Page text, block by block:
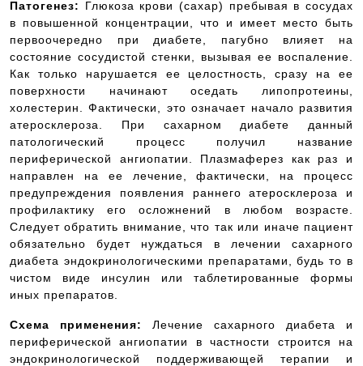
Патогенез: Глюкоза крови (сахар) пребывая в сосудах
в повышенной концентрации, что и имеет место быть
первоочередно при диабете, пагубно влияет на
состояние сосудистой стенки, вызывая ее воспаление.
Как только нарушается ее целостность, сразу на ее
поверхности начинают оседать липопротеины,
холестерин. Фактически, это означает начало развития
атеросклероза. При сахарном диабете данный
патологический процесс получил название
периферической ангиопатии. Плазмаферез как раз и
направлен на ее лечение, фактически, на процесс
предупреждения появления раннего атеросклероза и
профилактику его осложнений в любом возрасте.
Следует обратить внимание, что так или иначе пациент
обязательно будет нуждаться в лечении сахарного
диабета эндокринологическими препаратами, будь то в
чистом виде инсулин или таблетированные формы
иных препаратов.
Схема применения: Лечение сахарного диабета и
периферической ангиопатии в частности строится на
эндокринологической поддерживающей терапии и